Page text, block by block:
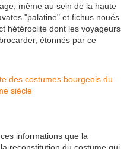
même au sein de la haute
"palatine" et fichus noués
hétéroclite dont les voyageurs
étonnés par ce
informations que la
reconstitution du costume qui